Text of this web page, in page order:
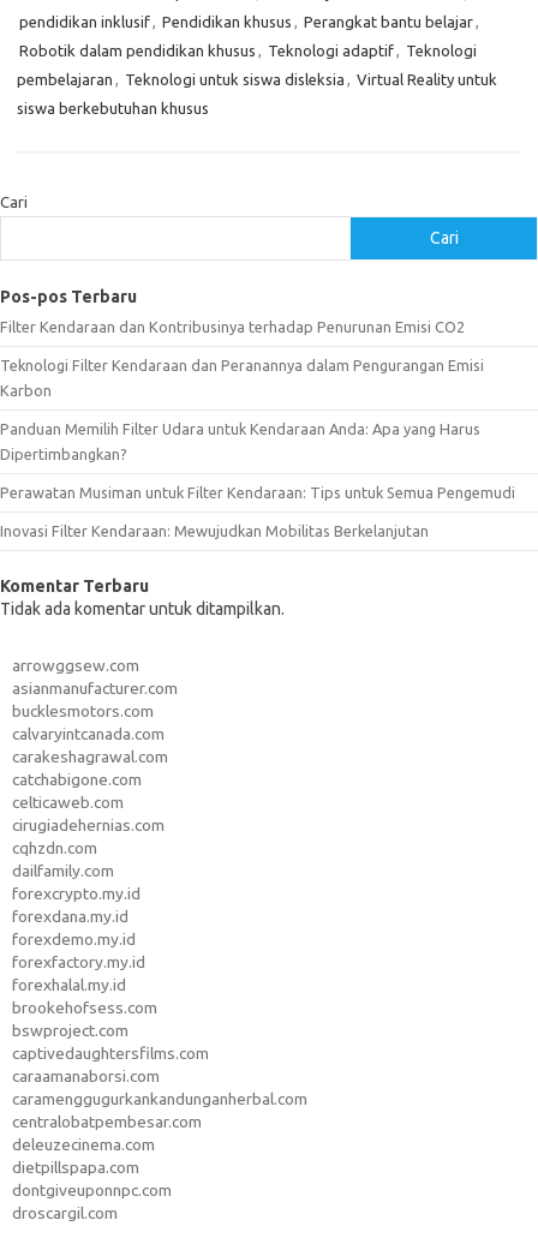
pendidikan inklusif, Pendidikan khusus , Perangkat bantu belajar,
Robotik dalam pendidikan khusus , Teknologi adaptif, Teknologi
pembelajaran , Teknologi untuk siswa disleksia , Virtual Reality untuk
siswa berkebutuhan khusus
Cari
Cari
Pos-pos Terbaru
Filter Kendaraan dan Kontribusinya terhadap Penurunan Emisi CO2
Teknologi Filter Kendaraan dan Peranannya dalam Pengurangan Emisi
Karbon
Panduan Memilih Filter Udara untuk Kendaraan Anda: Apa yang Harus
Dipertimbangkan?
Perawatan Musiman untuk Filter Kendaraan: Tips untuk Semua Pengemudi
Inovasi Filter Kendaraan: Mewujudkan Mobilitas Berkelanjutan
Komentar Terbaru
Tidak ada komentar untuk ditampilkan.
arrowggsew.com
asianmanufacturer.com
bucklesmotors.com
calvaryintcanada.com
carakeshagrawal.com
catchabigone.com
celticaweb.com
cirugiadehernias.com
cqhzdn.com
dailfamily.com
forexcrypto.my.id
forexdana.my.id
forexdemo.my.id
forexfactory.my.id
forexhalal.my.id
brookehofsess.com
bswproject.com
captivedaughtersfilms.com
caraamanaborsi.com
caramenggugurkankandunganherbal.com
centralobatpembesar.com
deleuzecinema.com
dietpillspapa.com
dontgiveuponnpc.com
droscargil.com